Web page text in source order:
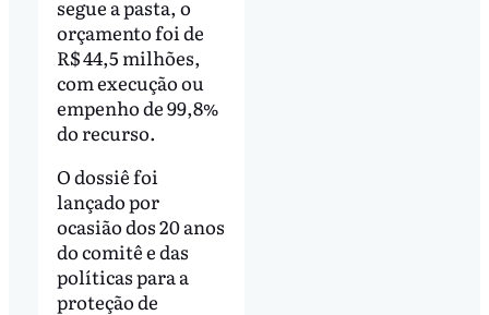
segue a pasta, o
orçamento foi de
R$ 44,5 milhões,
com execução ou
empenho de 99,8%
do recurso.
O dossiê foi
lançado por
ocasião dos 20 anos
do comitê e das
políticas para a
proteção de